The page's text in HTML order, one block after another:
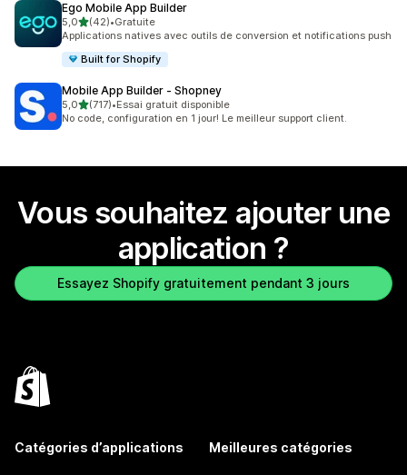
Ego Mobile App Builder
5,0étoile(s) sur 5
(42)
42 avis au total
•Gratuite
Applications natives avec outils de conversion et notifications push
Built for Shopify
Mobile App Builder ‑ Shopney
5,0étoile(s) sur 5
(717)
717 avis au total
•Essai gratuit disponible
No code, configuration en 1 jour! Le meilleur support client.
Vous souhaitez ajouter une
application ?
Essayez Shopify gratuitement pendant 3 jours
Catégories d’applications Meilleures catégories